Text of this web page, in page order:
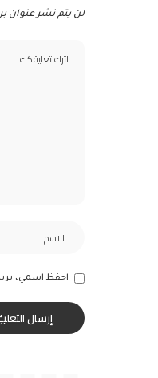
لن يتم نشر عنوان
احفظ اسمي،